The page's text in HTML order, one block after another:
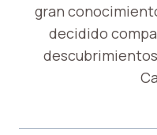
gran
decidido